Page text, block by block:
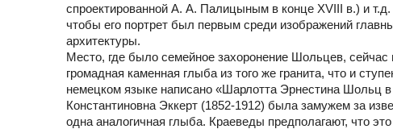
спроектированной А. А. Палицыным в конце XVIII в.) и
чтобы его портрет был первым среди изображений
архитектуры.
Место, где было семейное захоронение Шольцев,
громадная каменная глыба из того же гранита, что и
немецком языке написано «Шарлотта Эрнестина Шольц
Константиновна Эккерт (1852-1912) была замужем за
одна аналогичная глыба. Краеведы предполагают, что